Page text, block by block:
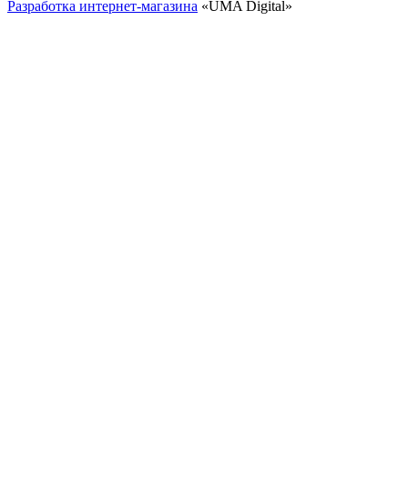
Разработка интернет-магазина «UMA Digital»